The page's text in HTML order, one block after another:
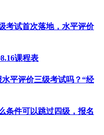
考试首次落地，水平评价
课程表
平评价三级考试吗？“经
条件可以跳过四级，报名